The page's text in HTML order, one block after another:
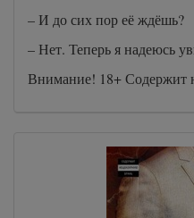
– И до сих пор её ждёшь?
– Нет. Теперь я надеюсь
Внимание! 18+ Содержит